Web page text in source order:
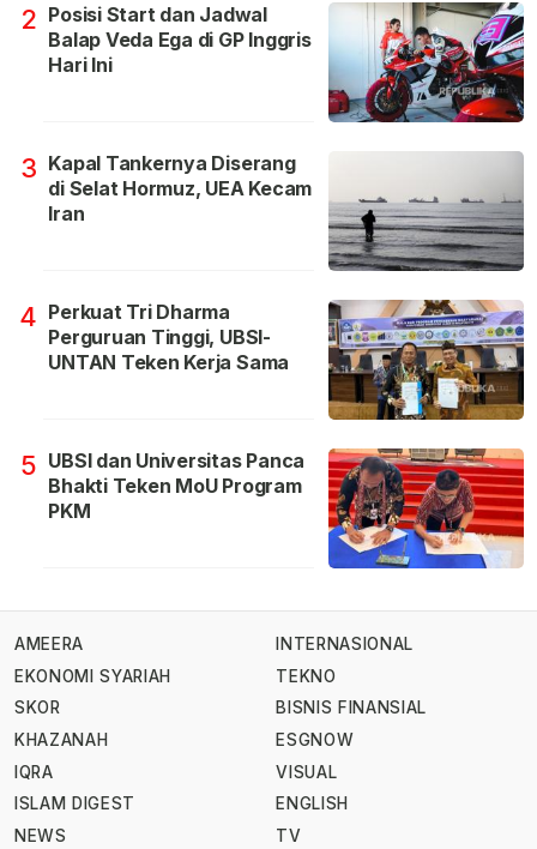
2 Posisi Start dan Jadwal
Balap Veda Ega di GP Inggris
Hari Ini
3 Kapal Tankernya Diserang
di Selat Hormuz, UEA Kecam
Iran
4 Perkuat Tri Dharma
Perguruan Tinggi, UBSI-
UNTAN Teken Kerja Sama
5 UBSI dan Universitas Panca
Bhakti Teken MoU Program
PKM
AMEERA
EKONOMI SYARIAH
SKOR
KHAZANAH
IQRA
ISLAM DIGEST
NEWS
INTERNASIONAL
TEKNO
BISNIS FINANSIAL
ESGNOW
VISUAL
ENGLISH
TV